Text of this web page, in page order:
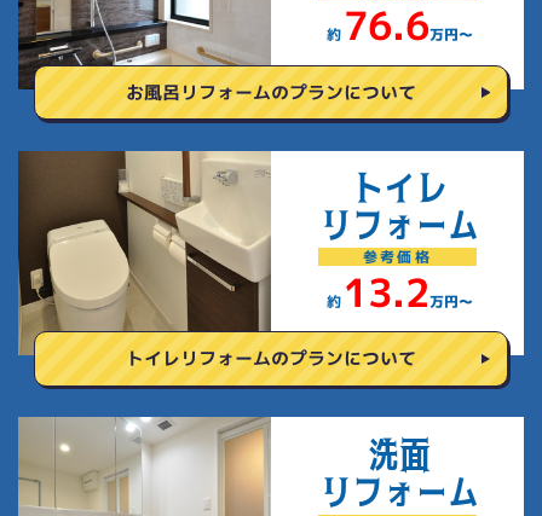
約 76.6万円〜
お風呂リフォームのプランについて
トイレ
リフォーム
参考価格
約 13.2万円〜
トイレリフォームのプランについて
洗面
リフォーム